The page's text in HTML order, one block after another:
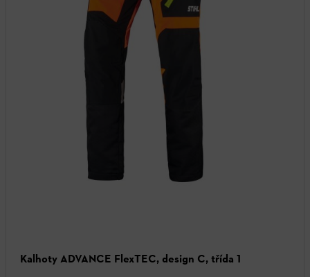
Kalhoty ADVANCE FlexTEC, design C, třída 1